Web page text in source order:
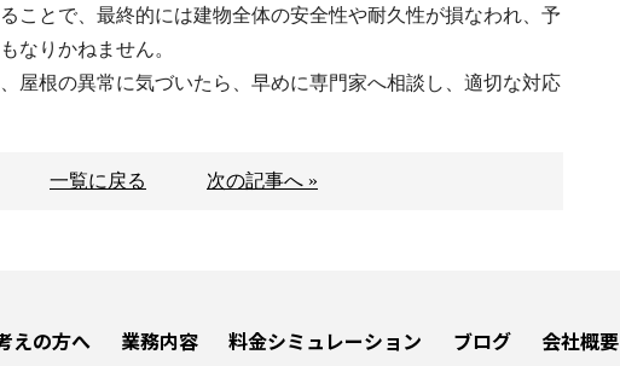
ことで、最終的には建物全体の安全性や耐久性が損なわれ、予
なりかねません。
屋根の異常に気づいたら、早めに専門家へ相談し、適切な対応
一覧に戻る 次の記事へ »
えの方へ 業務内容 料金シミュレーション ブログ 会社概要